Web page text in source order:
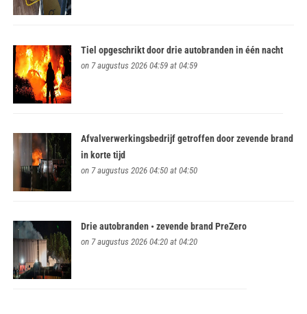
Tiel opgeschrikt door drie autobranden in één nacht
on 7 augustus 2026 04:59 at 04:59
Afvalverwerkingsbedrijf getroffen door zevende brand
in korte tijd
on 7 augustus 2026 04:50 at 04:50
Drie autobranden • zevende brand PreZero
on 7 augustus 2026 04:20 at 04:20